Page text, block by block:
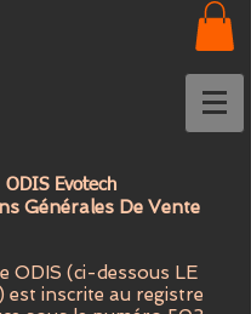
ODIS Evotech
Générales De Vente
ODIS (ci-dessous LE
est inscrite au registre